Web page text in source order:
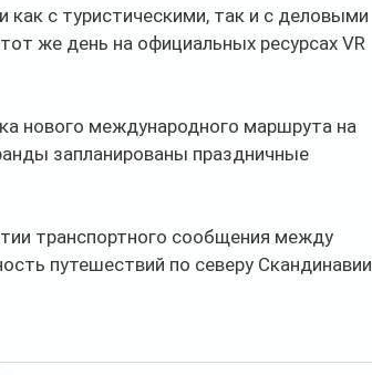
с туристическими, так и с деловыми
же день на официальных ресурсах VR
нового международного маршрута на
запланированы праздничные
транспортного сообщения между
путешествий по северу Скандинавии